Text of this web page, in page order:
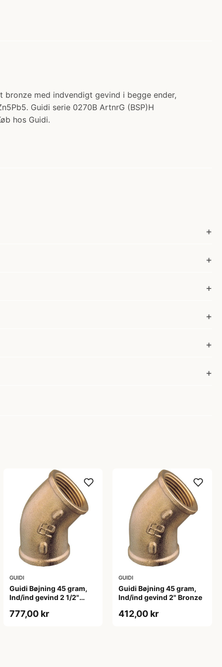
med indvendigt gevind i begge ender,
Guidi serie 0270B ArtnrG (BSP)H
hos Guidi.
GUIDI
Guidi Bøjning 45 gram,
Ind/ind gevind 2 1/2"
777,00 kr
GUIDI
Guidi Bøjning 45 gram,
Ind/ind gevind 2" Bronze
412,00 kr